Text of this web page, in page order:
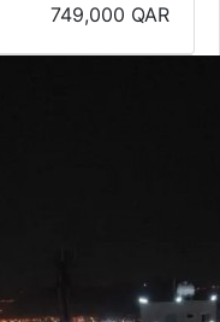
749,000 QAR